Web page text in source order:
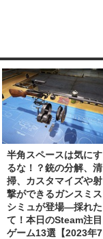
半角スペースは気にす
るな！？銃の分解、清
掃、カスタマイズや射
撃ができるガンスミス
シミュが登場―採れた
て！本日のSteam注目
ゲーム13選【2023年7